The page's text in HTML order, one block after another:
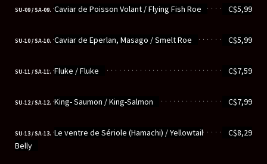
SU-09 / SA-09. C$5,99
Caviar de Poisson Volant / Flying Fish Roe
SU-10 / SA-10. C$5,99
Caviar de Eperlan, Masago / Smelt Roe
SU-11 / SA-11. C$7,59
Fluke / Fluke
SU-12 / SA-12. C$7,99
King- Saumon / King-Salmon
SU-13 / SA-13. C$8,29
Le ventre de Sériole (Hamachi) / Yellowtail
Belly